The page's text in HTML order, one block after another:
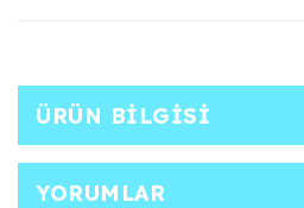
ÜRÜN BILGISI
YORUMLAR